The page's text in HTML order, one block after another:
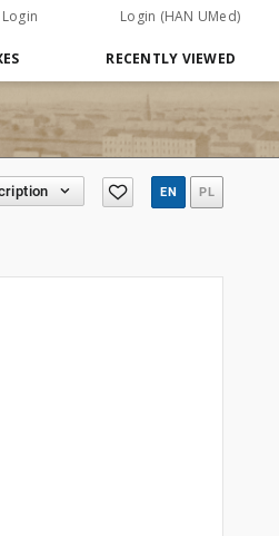
Login Login (HAN UMed)
RECENTLY VIEWED
EN PL